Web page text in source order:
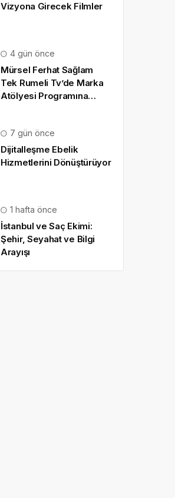
Vizyona Girecek Filmler
4 gün önce
Mürsel Ferhat Sağlam
Tek Rumeli Tv’de Marka
Atölyesi Programına
7 gün önce
Dijitalleşme Ebelik
Hizmetlerini Dönüştürüyor
1 hafta önce
İstanbul ve Saç Ekimi:
Şehir, Seyahat ve Bilgi
Arayışı